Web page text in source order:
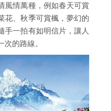
風情萬種，例如春天可賞
花、秋季可賞楓，夢幻的
手一拍有如明信片，讓人
的路線。